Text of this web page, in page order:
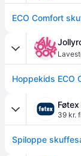
ECO Comfort
Føtex
39 kr.
Spiloppe